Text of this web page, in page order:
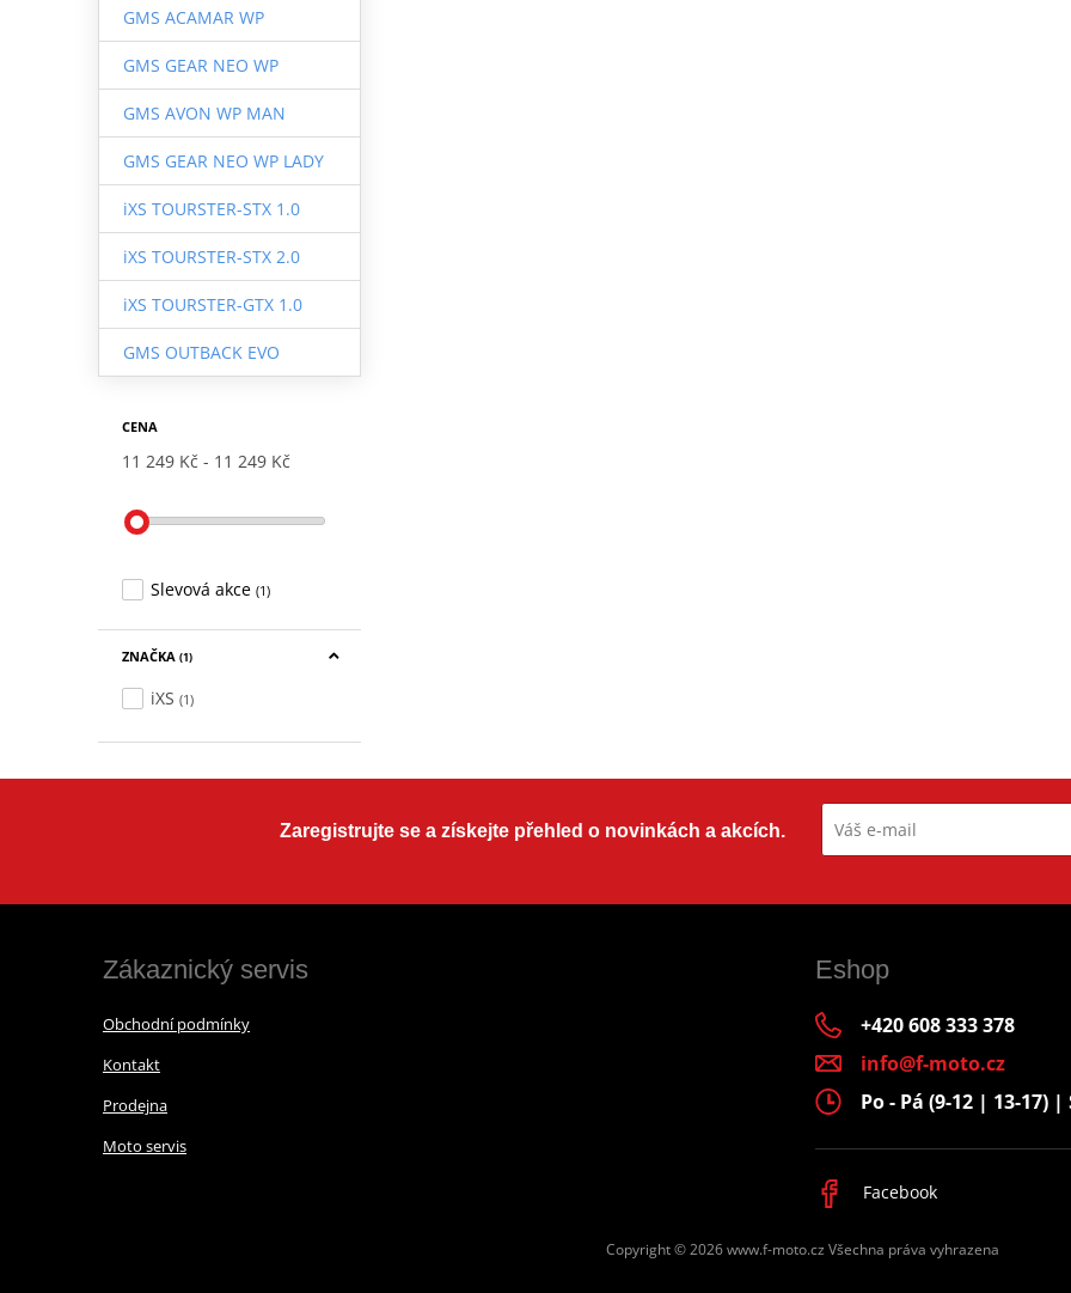
GMS ACAMAR WP
GMS GEAR NEO WP
GMS AVON WP MAN
GMS GEAR NEO WP LADY
iXS TOURSTER-STX 1.0
iXS TOURSTER-STX 2.0
iXS TOURSTER-GTX 1.0
GMS OUTBACK EVO
CENA
11 249 Kč 11 249 Kč
Slevová akce (1)
ZNAČKA (1)
iXS (1)
Zaregistrujte se a získejte přehled o novinkách a akcích.
Zákaznický servis
Obchodní podmínky
Kontakt
Prodejna
Moto servis
Eshop
+420 608 333 378
info@f-moto.cz
Po - Pá (9-12 | 13-17) |
Facebook
Copyright © 2026 www.f-moto.cz Všechna práva vyhrazena